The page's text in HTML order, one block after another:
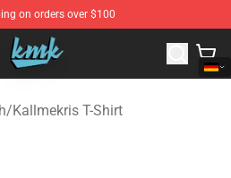
on orders over $100
KallMeKris Merchandise Shop
/Kallmekris T-Shirt